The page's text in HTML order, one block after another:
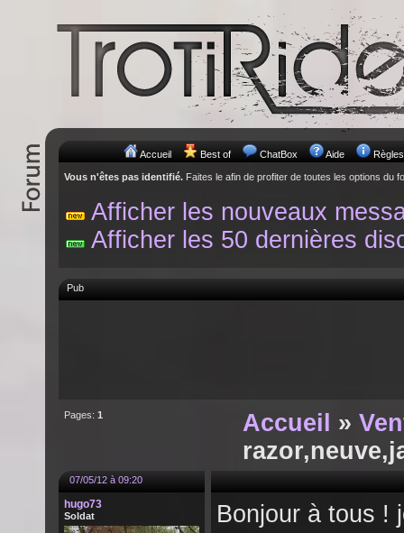
Accueil Best of ChatBox Aide Règles
Vous n'êtes pas identifié. Faites le afin de profiter de toutes les options du
Afficher les nouveaux
Afficher les 50 dernières
Pub
Pages: 1 Accueil »
07/05/12 à 09:20
hugo73
Soldat
Bonjour à tous !